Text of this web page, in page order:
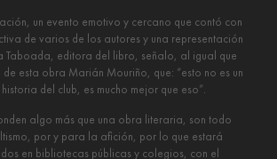
un evento emotivo y cercano que contó con
de varios de los autores y una representación
Taboada, editora del libro, señalo, al igual que
esta obra Marián Mouriño, que: “esto no es un
del club, es mucho mejor que eso”.
algo más que una obra literaria, son todo
por y para la afición, por lo que estará
en bibliotecas públicas y colegios, con el